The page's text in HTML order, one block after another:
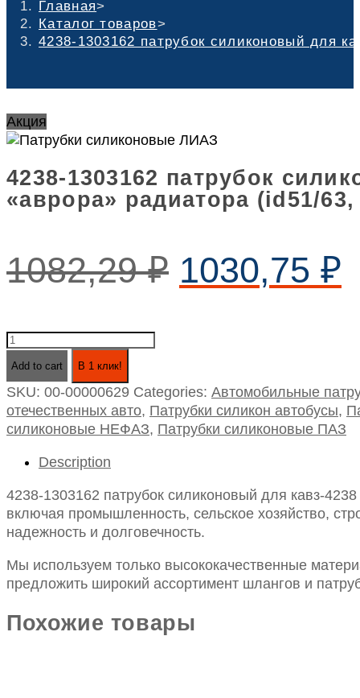
Главная>
Каталог товаров>
4238-1303162 патрубок силиконовый для
Акция
4238-1303162 патрубок
«аврора» радиатора (id51/63,
1082,29₽ 1030,75 ₽
4238-
силиконовый
для
кавз-4238
радиатора
(id51/63,
l110*140)
quantity
Add to cart В 1 клик!
SKU: 00-00000629 Categories: Автомобильные
отечественных авто, Патрубки силикон автобусы,
силиконовые НЕФАЗ, Патрубки силиконовые ПАЗ
Description
4238-1303162 патрубок силиконовый для кавз-
включая промышленность, сельское хозяйство,
надежность и долговечность.
Мы используем только высококачественные
предложить широкий ассортимент шлангов и
Похожие товары